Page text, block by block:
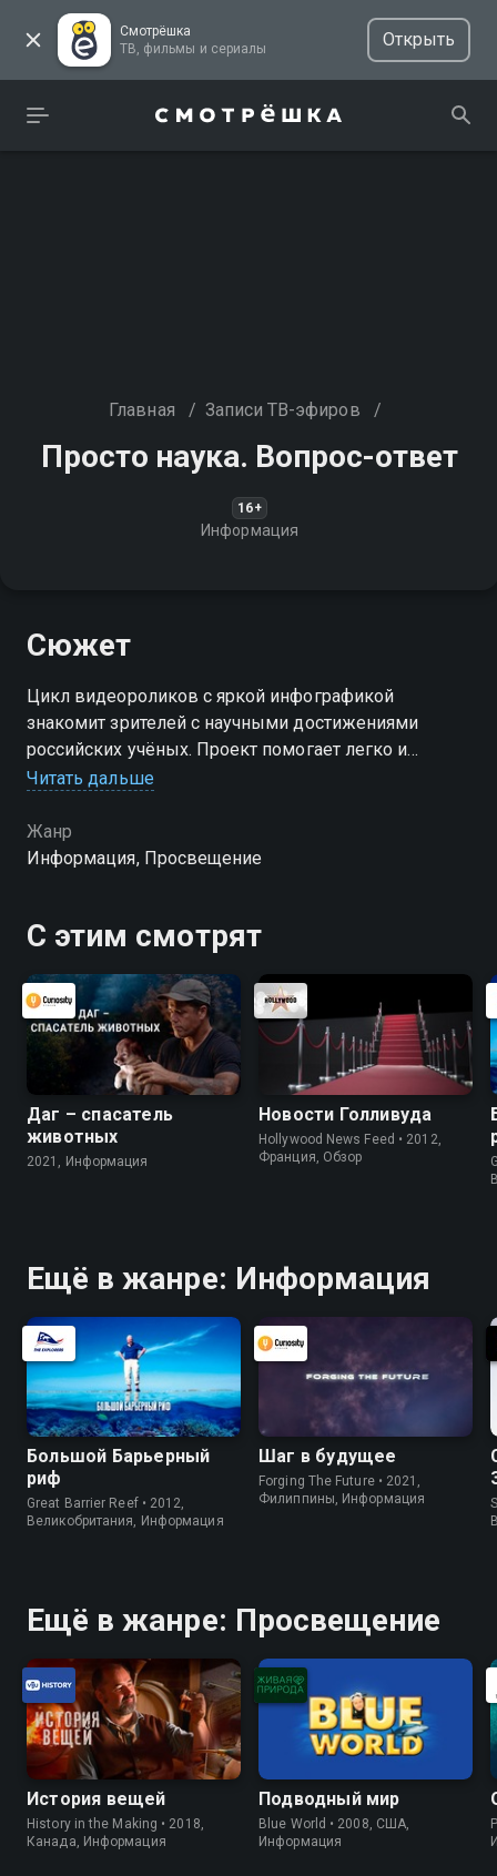
Смотрёшка
ТВ, фильмы и сериалы
Открыть
Главная / Записи ТВ-эфиров /
Просто наука. Вопрос-ответ
16+
Информация
Сюжет
Цикл видеороликов с яркой инфографикой
знакомит зрителей с научными достижениями
российских учёных. Проект помогает легко и
интересно понять суть сложных открытий и
Читать дальше
Жанр
Информация, Просвещение
С этим смотрят
Даг – спасатель
животных
2021, Информация
Новости Голливуда
Hollywood News Feed • 2012,
Франция, Обзор
Ещё в жанре: Информация
Большой Барьерный
риф
Great Barrier Reef • 2012,
Великобритания, Информация
Шаг в будущее
Forging The Future • 2021,
Филиппины, Информация
Ещё в жанре: Просвещение
История вещей
History in the Making • 2018,
Канада, Информация
Подводный мир
Blue World • 2008, США,
Информация